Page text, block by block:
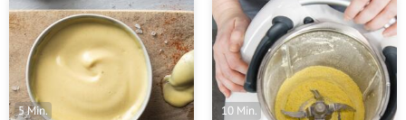
5 Min. 10 Min.